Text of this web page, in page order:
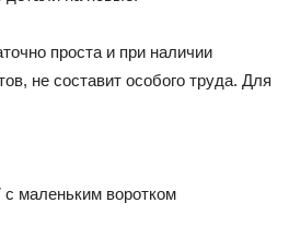
проста и при наличии
не составит особого труда. Для
с маленьким воротком